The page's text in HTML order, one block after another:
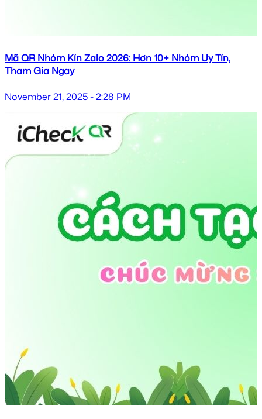
Mã QR Nhóm Kín Zalo 2026: Hơn 10+ Nhóm Uy Tín,
Tham Gia Ngay
November 21, 2025 - 2:28 PM